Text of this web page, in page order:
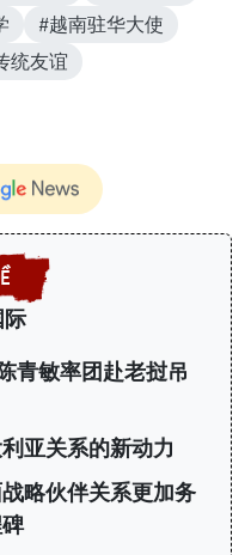
#越南驻华大使
统友谊
际
青敏率团赴老挝吊
亚关系的新动力
略伙伴关系更加务